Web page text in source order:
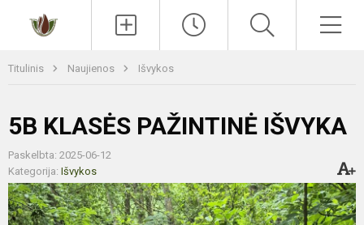
Titulinis Naujienos Išvykos
5B KLASĖS PAŽINTINĖ IŠVYKA
Paskelbta: 2025-06-12
Kategorija: Išvykos